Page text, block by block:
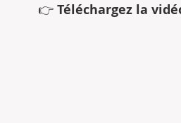
👉 Téléchargez la